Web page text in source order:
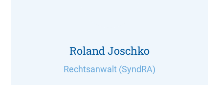
Roland Joschko
Rechtsanwalt (SyndRA)